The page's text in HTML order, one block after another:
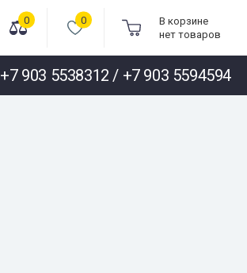
0 0
В корзине
нет товаров
+7 903 5538312 / +7 903 5594594